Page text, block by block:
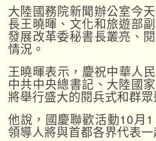
大陸國務院新聞辦公室今
長王曉暉、文化和旅遊部
發展改革委秘書長叢亮、
情況。
王曉暉表示，慶祝中華人
中共中央總書記、大陸國
將舉行盛大的閱兵式和群
他說，國慶聯歡活動10月
領導人將與首都各界代表